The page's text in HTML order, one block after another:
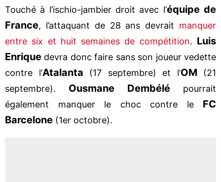
Touché à l’ischio-jambier droit avec l’équipe de
France, l’attaquant de 28 ans devrait manquer
entre six et huit semaines de compétition. Luis
Enrique devra donc faire sans son joueur vedette
contre l’Atalanta (17 septembre) et l’OM (21
septembre). Ousmane Dembélé pourrait
également manquer le choc contre le FC
Barcelone (1er octobre).